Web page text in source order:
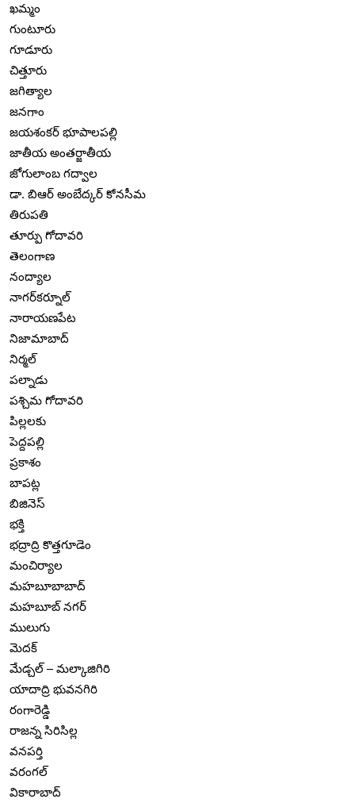
ఖమ్మం
గుంటూరు
గూడూరు
చిత్తూరు
జగిత్యాల
జనగాం
జయశంకర్ భూపాలపల్లి
జాతీయ అంతర్జాతీయ
జోగులాంబ గద్వాల
డా. బిఆర్ అంబేద్కర్ కోనసీమ
తిరుపతి
తూర్పు గోదావరి
తెలంగాణ
నంద్యాల
నాగర్‌కర్నూల్
నారాయణపేట
నిజామాబాద్
నిర్మల్
పల్నాడు
పశ్చిమ గోదావరి
పిల్లలకు
పెద్దపల్లి
ప్రకాశం
బాపట్ల
బిజినెస్
భక్తి
భద్రాద్రి కొత్తగూడెం
మంచిర్యాల
మహబూబాబాద్
మహబూబ్ నగర్
ములుగు
మెదక్
మేడ్చల్ – మల్కాజిగిరి
యాదాద్రి భువనగిరి
రంగారెడ్డి
రాజన్న సిరిసిల్ల
వనపర్తి
వరంగల్
వికారాబాద్